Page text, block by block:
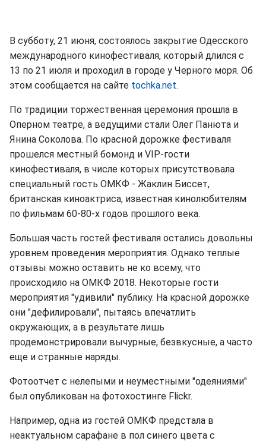
В субботу, 21 июня, состоялось закрытие Одесского
международного кинофестиваля, который длился с
13 по 21 июля и проходил в городе у Черного моря. Об
этом сообщается на сайте tochka.net.
По традиции торжественная церемония прошла в
Оперном театре, а ведущими стали Олег Панюта и
Янина Соколова. По красной дорожке фестиваля
прошелся местный бомонд и VIP-гости
кинофестиваля, в числе которых присутствовала
специальный гость ОМКФ - Жаклин Биссет,
британская киноактриса, известная кинолюбителям
по фильмам 60-80-х годов прошлого века.
Большая часть гостей фестиваля остались довольны
уровнем проведения мероприятия. Однако теплые
отзывы можно оставить не ко всему, что
происходило на ОМКФ 2018. Некоторые гости
мероприятия "удивили" публику. На красной дорожке
они "дефилировали", пытаясь впечатлить
окружающих, а в результате лишь
продемонстрировали вычурные, безвкусные, а часто
еще и странные наряды.
Фотоотчет с нелепыми и неуместными "одеяниями"
был опубликован на фотохостинге Flickr.
Например, одна из гостей ОМКФ предстала в
неактуальном сарафане в пол синего цвета с